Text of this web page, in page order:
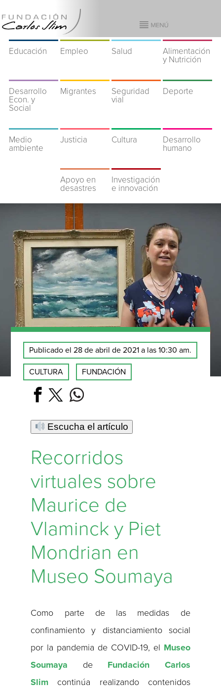
Educación Empleo Salud
Alimentación
y Nutrición
Desarrollo
Econ. y
Social
Migrantes
Seguridad
vial
Deporte
Medio
ambiente
Justicia Cultura
Desarrollo
humano
Apoyo en
desastres
Investigación
e innovación
Publicado el 28 de abril de 2021 a las 10:30 am.
CULTURA FUNDACIÓN
Escucha el artículo
Recorridos
virtuales sobre
Maurice de
Vlaminck y Piet
Mondrian en
Museo Soumaya
Como parte de las medidas de
confinamiento y distanciamiento social
por la pandemia de COVID-19, el Museo
Soumaya de Fundación Carlos
Slim continúa realizando contenidos